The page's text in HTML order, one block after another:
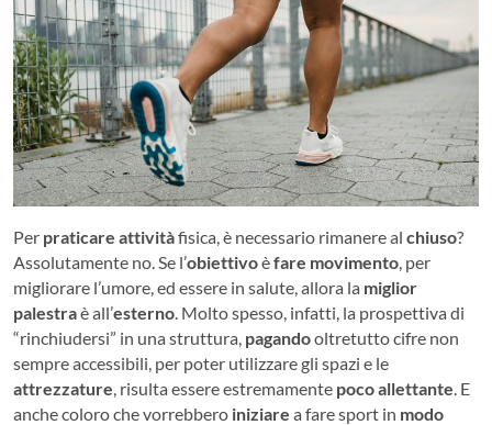
Per praticare attivitàfisica, è necessario rimanere al chiuso?
Assolutamente no. Se l’obiettivoèfare movimento, per
migliorare l’umore, ed essere in salute, allora la miglior
palestraè all’esterno. Molto spesso, infatti, la prospettiva di
“rinchiudersi” in una struttura, pagandooltretutto cifre non
sempre accessibili, per poter utilizzare gli spazi e le
attrezzature, risulta essere estremamente pocoallettante. E
anche coloro che vorrebbero iniziare a fare sport in modo